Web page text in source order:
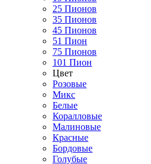
25 Пионов
35 Пионов
45 Пионов
51 Пион
75 Пионов
101 Пион
Цвет
Розовые
Микс
Белые
Коралловые
Малиновые
Красные
Бордовые
Голубые